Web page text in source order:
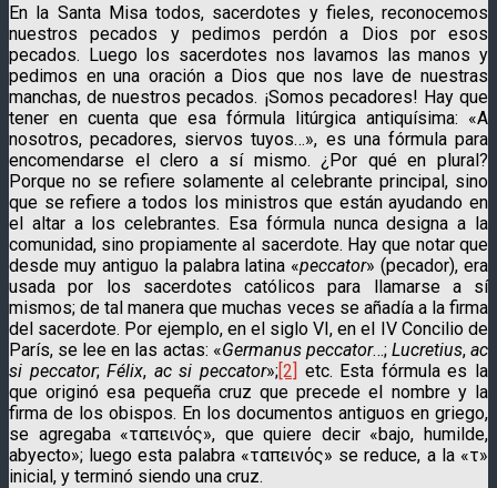
En la Santa Misa todos, sacerdotes y fieles, reconocemos
nuestros pecados y pedimos perdón a Dios por esos
pecados. Luego los sacerdotes nos lavamos las manos y
pedimos en una oración a Dios que nos lave de nuestras
manchas, de nuestros pecados. ¡Somos pecadores! Hay que
tener en cuenta que esa fórmula litúrgica antiquísima: «A
nosotros, pecadores, siervos tuyos…», es una fórmula para
encomendarse el clero a sí mismo. ¿Por qué en plural?
Porque no se refiere solamente al celebrante principal, sino
que se refiere a todos los ministros que están ayudando en
el altar a los celebrantes. Esa fórmula nunca designa a la
comunidad, sino propiamente al sacerdote. Hay que notar que
desde muy antiguo la palabra latina «peccator» (pecador), era
usada por los sacerdotes católicos para llamarse a sí
mismos; de tal manera que muchas veces se añadía a la firma
del sacerdote. Por ejemplo, en el siglo VI, en el IV Concilio de
París, se lee en las actas: «Germanus peccator…; Lucretius,ac
si peccator;Félix, ac si peccator»;[2] etc. Esta fórmula es la
que originó esa pequeña cruz que precede el nombre y la
firma de los obispos. En los documentos antiguos en griego,
se agregaba «ταπεινός», que quiere decir «bajo, humilde,
abyecto»; luego esta palabra «ταπεινός» se reduce, a la «τ»
inicial, y terminó siendo una cruz.